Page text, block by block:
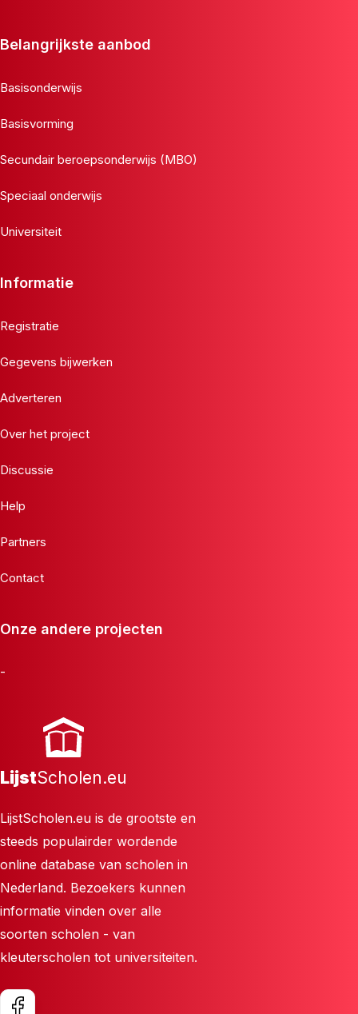
Belangrijkste aanbod
Basisonderwijs
Basisvorming
Secundair beroepsonderwijs (MBO)
Speciaal onderwijs
Universiteit
Informatie
Registratie
Gegevens bijwerken
Adverteren
Over het project
Discussie
Help
Partners
Contact
Onze andere projecten
-
LijstScholen.eu
LijstScholen.eu is de grootste en
steeds populairder wordende
online database van scholen in
Nederland. Bezoekers kunnen
informatie vinden over alle
soorten scholen - van
kleuterscholen tot universiteiten.